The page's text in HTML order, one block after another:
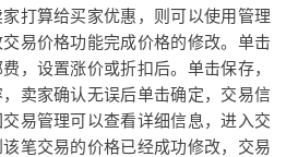
打算给买家优惠，则可以使用管理
易价格功能完成价格的修改。单击
，设置涨价或折扣后。单击保存，
卖家确认无误后单击确定，交易信
易管理可以查看详细信息，进入交
笔交易的价格已经成功修改，交易